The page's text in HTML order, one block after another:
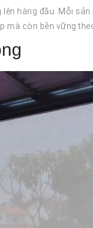
hàng đầu. Mỗi
mà còn bền vững